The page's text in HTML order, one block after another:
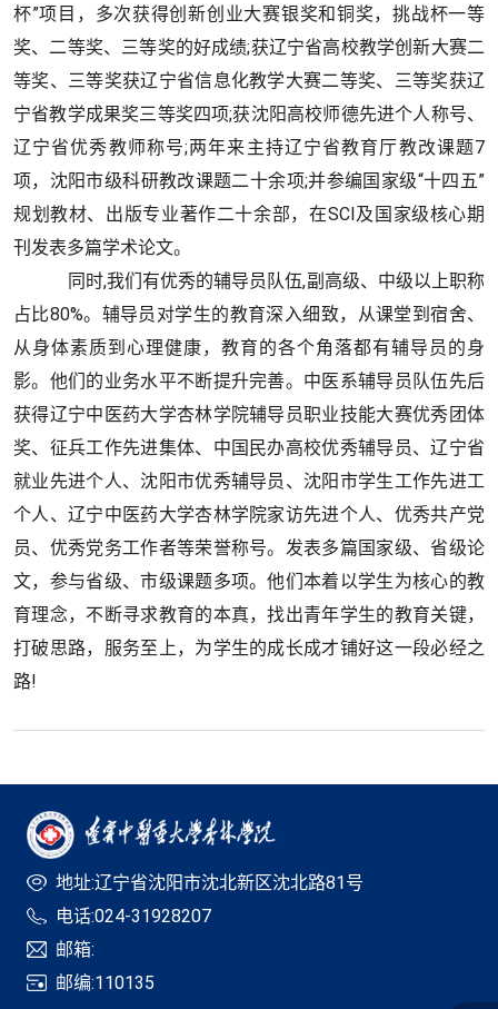
杯”项目，多次获得创新创业大赛银奖和铜奖，挑战杯一等
奖、二等奖、三等奖的好成绩;获辽宁省高校教学创新大赛二
等奖、三等奖获辽宁省信息化教学大赛二等奖、三等奖获辽
宁省教学成果奖三等奖四项;获沈阳高校师德先进个人称号、
辽宁省优秀教师称号;两年来主持辽宁省教育厅教改课题7
项，沈阳市级科研教改课题二十余项;并参编国家级“十四五”
规划教材、出版专业著作二十余部，在SCI及国家级核心期
刊发表多篇学术论文。
同时,我们有优秀的辅导员队伍,副高级、中级以上职称
占比80%。辅导员对学生的教育深入细致，从课堂到宿舍、
从身体素质到心理健康，教育的各个角落都有辅导员的身
影。他们的业务水平不断提升完善。中医系辅导员队伍先后
获得辽宁中医药大学杏林学院辅导员职业技能大赛优秀团体
奖、征兵工作先进集体、中国民办高校优秀辅导员、辽宁省
就业先进个人、沈阳市优秀辅导员、沈阳市学生工作先进工
个人、辽宁中医药大学杏林学院家访先进个人、优秀共产党
员、优秀党务工作者等荣誉称号。发表多篇国家级、省级论
文，参与省级、市级课题多项。他们本着以学生为核心的教
育理念，不断寻求教育的本真，找出青年学生的教育关键，
打破思路，服务至上，为学生的成长成才铺好这一段必经之
路!
地址:辽宁省沈阳市沈北新区沈北路81号
电话:024-31928207
邮箱:
邮编:110135